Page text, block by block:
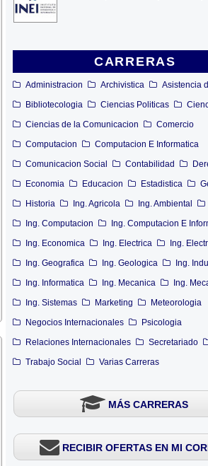
CARRERAS
Administracion Archivistica
Asistencia
Bibliotecologia
Ciencias Politicas
Ciencias de la Comunicacion
Comercio
Computacion
Computacion E Informatica
Comunicacion Social
Contabilidad
Economia
Educacion Estadistica
Historia
Ing. Agricola Ing. Ambiental
Ing. Computacion
Ing. Computacion E
Ing. Economica
Ing. Electrica
Ing.
Ing. Geografica
Ing. Geologica
Ing.
Ing. Informatica
Ing. Mecanica
Ing.
Ing. Sistemas
Marketing
Meteorologia
Negocios Internacionales
Psicologia
Relaciones Internacionales
Secretariado
Trabajo Social
Varias Carreras
MÁS CARRERAS
RECIBIR OFERTAS EN MI